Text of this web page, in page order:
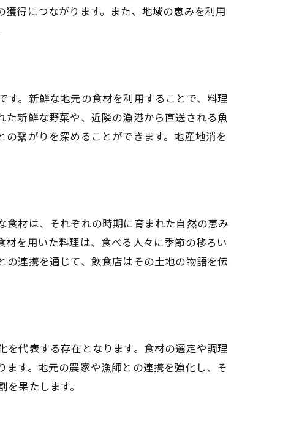
得につながります。また、地域の恵みを利用
。新鮮な地元の食材を利用することで、料理
新鮮な野菜や、近隣の漁港から直送される魚
繋がりを深めることができます。地産地消を
材は、それぞれの時期に育まれた自然の恵み
を用いた料理は、食べる人々に季節の移ろい
連携を通じて、飲食店はその土地の物語を伝
代表する存在となります。食材の選定や調理
す。地元の農家や漁師との連携を強化し、そ
果たします。